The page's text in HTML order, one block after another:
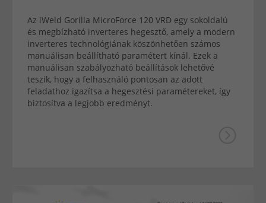
Az iWeld Gorilla MicroForce 120 VRD egy sokoldalú
és megbízható inverteres hegesztő, amely a modern
inverteres technológiának köszönhetően számos
manuálisan beállítható paramétert kínál. Ezek a
manuálisan szabályozható beállítások lehetővé
teszik, hogy a felhasználó pontosan az adott
feladathoz igazítsa a hegesztési paramétereket, így
biztosítva a legjobb eredményt.